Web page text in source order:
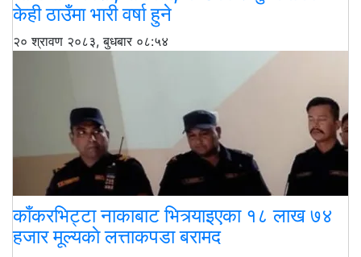
केही ठाउँमा भारी वर्षा हुने
२० श्रावण २०८३, बुधबार ०८:५४
काँकरभिट्टा नाकाबाट भित्र्याइएका १८ लाख ७४
हजार मूल्यकाे लत्ताकपडा बरामद